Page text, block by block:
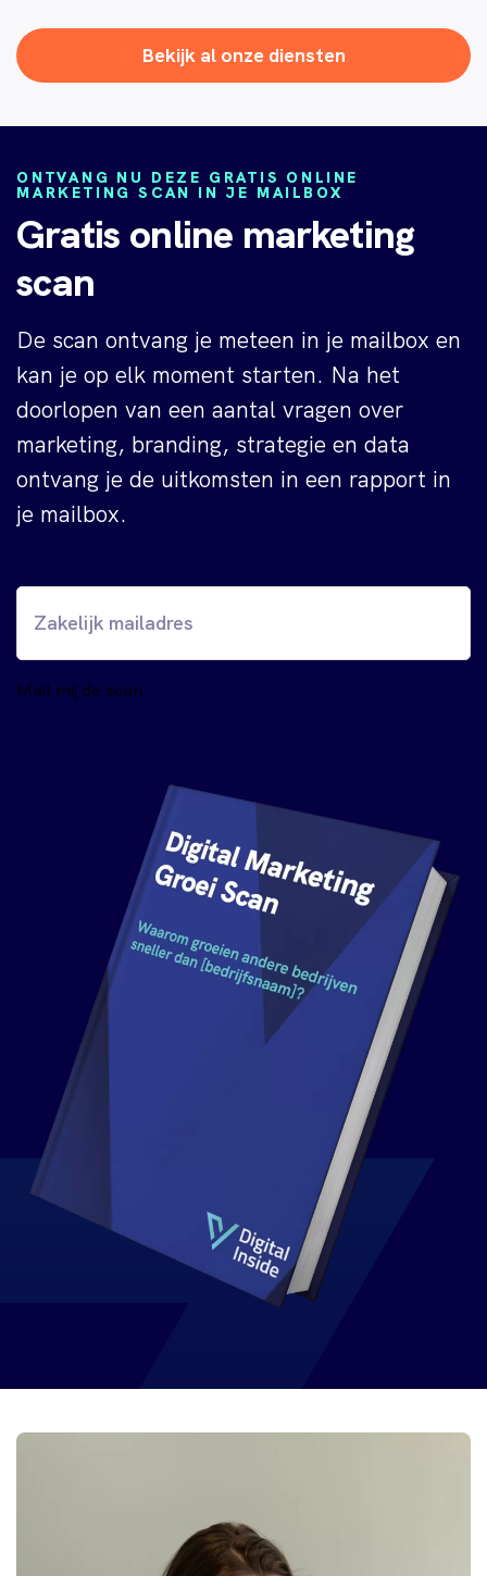
Bekijk al onze diensten
ONTVANG NU DEZE GRATIS ONLINE
MARKETING SCAN IN JE MAILBOX
Gratis online marketing
scan
De scan ontvang je meteen in je mailbox en
kan je op elk moment starten. Na het
doorlopen van een aantal vragen over
marketing, branding, strategie en data
ontvang je de uitkomsten in een rapport in
je mailbox.
Mail mij de scan